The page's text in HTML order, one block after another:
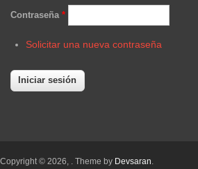
Contraseña *
Solicitar una nueva contraseña
Copyright © 2026, . Theme by Devsaran.